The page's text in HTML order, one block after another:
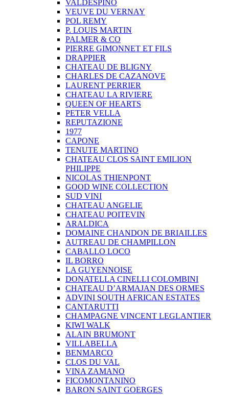
VALDESPINO
VEUVE DU VERNAY
POL REMY
P. LOUIS MARTIN
PALMER & CO
PIERRE GIMONNET ET FILS
DRAPPIER
CHATEAU DE BLIGNY
CHARLES DE CAZANOVE
LAURENT PERRIER
CHATEAU LA RIVIERE
QUEEN OF HEARTS
PETER VELLA
REPUTAZIONE
1977
CAPONE
TENUTE MARTINO
CHATEAU CLOS SAINT EMILION
PHILIPPE
NICOLAS THIENPONT
GOOD WINE COLLECTION
SUD VINI
CHATEAU ANGELIE
CHATEAU POITEVIN
ARALDICA
DOMAINE CHANDON DE BRIAILLES
AUTREAU DE CHAMPILLON
CABALLO LOCO
IL BORRO
LA GUYENNOISE
DONATELLA CINELLI COLOMBINI
CHATEAU D’ARMAJAN DES ORMES
ADVINI SOUTH AFRICAN ESTATES
CANTARUTTI
CHAMPAGNE VINCENT LEGLANTIER
KIWI WALK
ALAIN BRUMONT
VILLABELLA
BENMARCO
CLOS DU VAL
VINA ZAMANO
FICOMONTANINO
BARON SAINT GOERGES